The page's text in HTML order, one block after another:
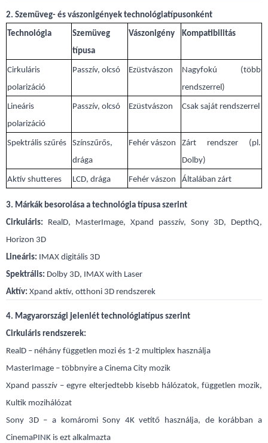
2. Szemüveg- és vászonigények technológiatípusonként
Technológia
Szemüveg
típusa
Vászonigény Kompatibilitás
Cirkuláris
polarizáció
Passzív, olcsó Ezüstvászon
Nagyfokú (több
rendszerrel)
Lineáris
polarizáció
Passzív, olcsó Ezüstvászon Csak saját rendszerrel
Spektrális szűrés
Színszűrős,
drága
Fehér vászon
Zárt rendszer (pl.
Dolby)
Aktív shutteres LCD, drága Fehér vászon Általában zárt
3. Márkák besorolása a technológia típusa szerint
Cirkuláris: RealD, MasterImage, Xpand passzív, Sony 3D, DepthQ,
Horizon 3D
Lineáris: IMAX digitális 3D
Spektrális: Dolby 3D, IMAX with Laser
Aktív: Xpand aktív, otthoni 3D rendszerek
4. Magyarországi jelenlét technológiatípus szerint
Cirkuláris rendszerek:
RealD – néhány független mozi és 1-2 multiplex használja
MasterImage – többnyire a Cinema City mozik
Xpand passzív – egyre elterjedtebb kisebb hálózatok, független mozik,
Kultik mozihálózat
Sony 3D – a komáromi Sony 4K vetítő használja, de korábban a
CinemaPINK is ezt alkalmazta